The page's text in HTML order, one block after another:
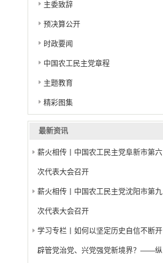
主委致辞
预决算公开
时政要闻
中国农工民主党章程
主题教育
精彩图集
最新资讯
薪火相传丨中国农工民主党阜新市第六
次代表大会召开
薪火相传丨中国农工民主党沈阳市第九
次代表大会召开
学习专栏丨如何以坚定历史自信不断开
辟管党治党、兴党强党新境界？——纵